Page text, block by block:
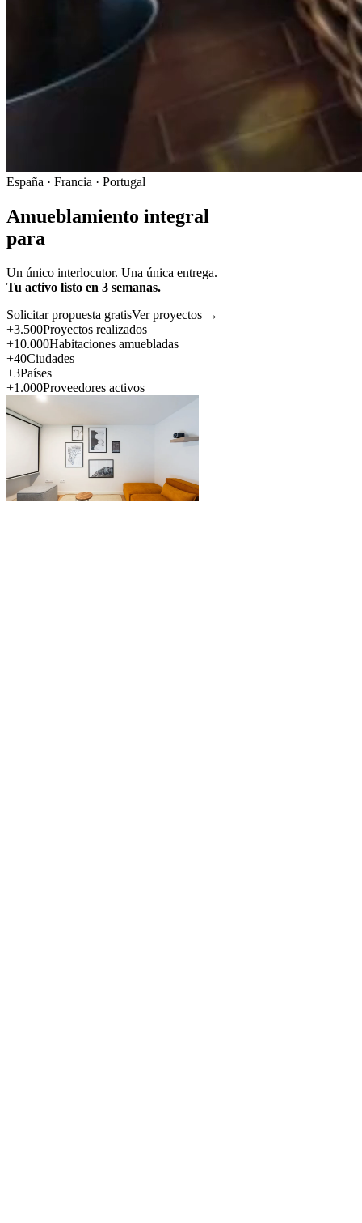
España · Francia · Portugal
Amueblamiento integral
para
Un único interlocutor. Una única entrega.
Tu activo listo en 3 semanas.
Solicitar propuesta gratisVer proyectos →
+3.500Proyectos realizados
+10.000Habitaciones amuebladas
+40Ciudades
+3Países
+1.000Proveedores activos